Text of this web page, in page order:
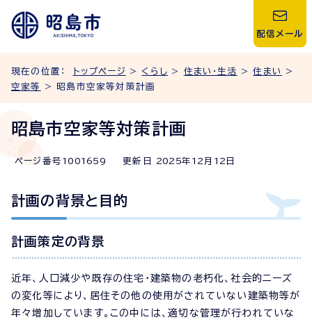
配信メール
現在の位置： トップページ > くらし > 住まい・生活 >住まい
>
空家等
> 昭島市空家等対策計画
昭島市空家等対策計画
ページ番号 1001659 更新日 2025年 12 月 12 日
計画の背景と目的
計画策定の背景
近年、人口減少や既存の住宅・建築物の老朽化、社会的ニーズ
の変化等により、居住その他の使用がされていない建築物等が
年々増加しています。この中には、適切な管理が行われていな